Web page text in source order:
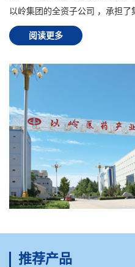
以岭集团的全资子公司 ，承担了
阅读更多
推荐产品